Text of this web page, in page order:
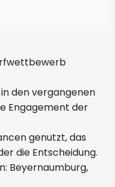
den vergangenen
Engagement der
genutzt, das
die Entscheidung.
Beyernaumburg,